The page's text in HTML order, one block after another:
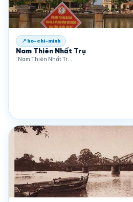
📍 ho-chi-minh
Nam Thiên Nhất Trụ
“Nam Thiên Nhất Tr…